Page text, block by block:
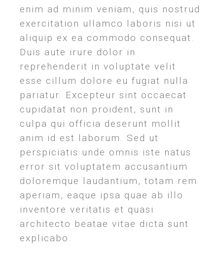
enim ad minim veniam, quis nostrud
exercitation ullamco laboris nisi ut
aliquip ex ea commodo consequat.
Duis aute irure dolor in
reprehenderit in voluptate velit
esse cillum dolore eu fugiat nulla
pariatur. Excepteur sint occaecat
cupidatat non proident, sunt in
culpa qui officia deserunt mollit
anim id est laborum. Sed ut
perspiciatis unde omnis iste natus
error sit voluptatem accusantium
doloremque laudantium, totam rem
aperiam, eaque ipsa quae ab illo
inventore veritatis et quasi
architecto beatae vitae dicta sunt
explicabo.